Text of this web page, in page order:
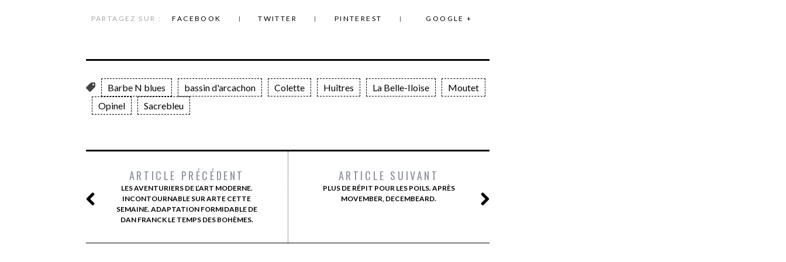
PARTAGEZ SUR : FACEBOOK TWITTER PINTEREST GOOGLE +
Barbe N blues bassin d'arcachon Colette Huîtres La Belle-Iloise
Moutet
Opinel
Sacrebleu
ARTICLE PRÉCÉDENT
LES AVENTURIERS DE L’ART MODERNE.
INCONTOURNABLE SUR ARTE CETTE
SEMAINE. ADAPTATION FORMIDABLE DE
DAN FRANCK LE TEMPS DES BOHÈMES.
ARTICLE SUIVANT
PLUS DE RÉPIT POUR LES POILS. APRÈS
MOVEMBER, DECEMBEARD.